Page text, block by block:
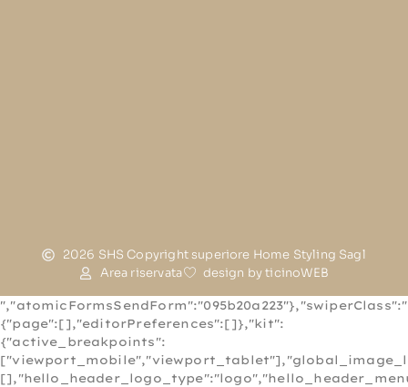
2026 SHS Copyright superiore Home Styling Sagl
Area riservata
design by ticinoWEB
{"page":[],"editorPreferences":[]},"kit":
{"active_breakpoints":